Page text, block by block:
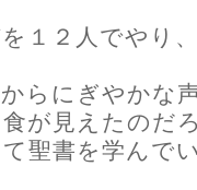
１２人でやり
らにぎやかな
が見えたのだ
聖書を学んで